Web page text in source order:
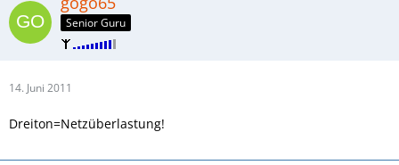
Senior Guru
14. Juni 2011
Dreiton=Netzüberlastung!